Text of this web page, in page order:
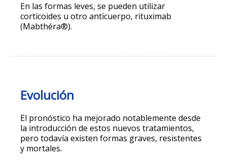
En las formas leves, se pueden utilizar
corticoides u otro anticuerpo, rituximab
(Mabthéra®).
Evolución
El pronóstico ha mejorado notablemente desde
la introducción de estos nuevos tratamientos,
pero todavía existen formas graves, resistentes
y mortales.